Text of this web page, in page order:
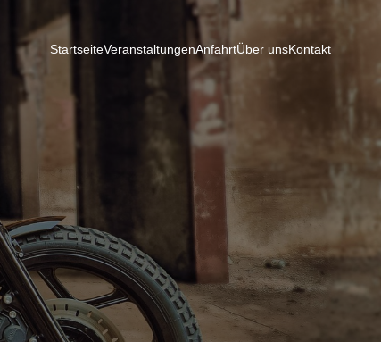
StartseiteVeranstaltungenAnfahrtÜber unsKontakt